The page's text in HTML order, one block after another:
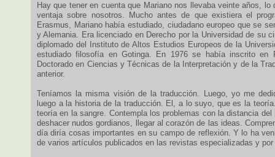
Hay que tener en cuenta que Mariano nos llevaba veinte años, lo
ventaja sobre nosotros. Mucho antes de que existiera el
Erasmus, Mariano había estudiado, ciudadano europeo que se
y Alemania. Era licenciado en Derecho por la Universidad de su
diplomado del Instituto de Altos Estudios Europeos de la
estudiado filosofía en Gotinga. En 1976 se había inscrito
Doctorado en Ciencias y Técnicas de la Interpretación y de la
anterior.
Teníamos la misma visión de la traducción. Luego, yo me
luego a la historia de la traducción. El, a lo suyo, que es la
teoría en la sangre. Contempla los problemas con la distancia
deshacer nudos gordianos, llegar al corazón de las ideas.
día diría cosas importantes en su campo de reflexión. Y lo ha
de varios artículos publicados en las revistas especializadas y